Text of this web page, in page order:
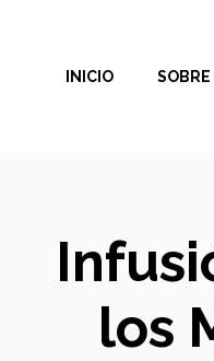
contenidoINICIO
los